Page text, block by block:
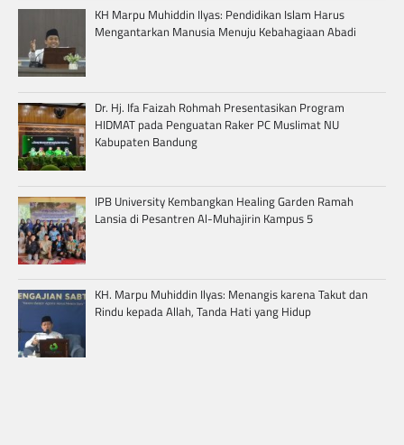
KH Marpu Muhiddin Ilyas: Pendidikan Islam Harus
Mengantarkan Manusia Menuju Kebahagiaan Abadi
Dr. Hj. Ifa Faizah Rohmah Presentasikan Program
HIDMAT pada Penguatan Raker PC Muslimat NU
Kabupaten Bandung
IPB University Kembangkan Healing Garden Ramah
Lansia di Pesantren Al-Muhajirin Kampus 5
KH. Marpu Muhiddin Ilyas: Menangis karena Takut dan
Rindu kepada Allah, Tanda Hati yang Hidup